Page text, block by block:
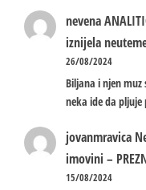
nevena
iznijela
26/08/2024
Biljana i njen
neka ide da
jovanmravica
imovini –
15/08/2024